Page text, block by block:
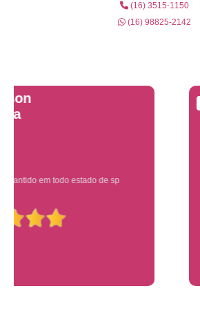
(16) 3515-1150
(16) 98825-2142
Ótimo atendimento